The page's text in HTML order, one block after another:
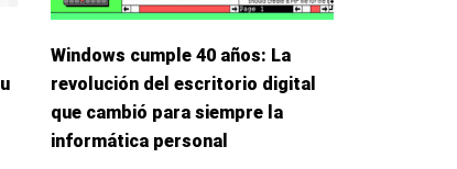
Windows cumple 40 años: La
revolución del escritorio digital
que cambió para siempre la
informática personal